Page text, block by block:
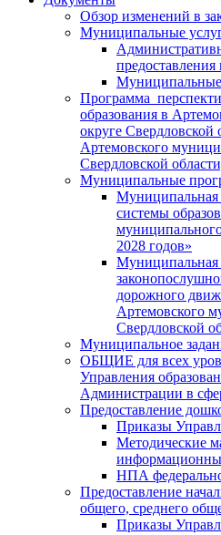
Обзор изменений в
Муниципальные
Муниципальные
Программа
образования в
округе Свердловской
Артемовского
Свердловской
Муниципальные
Муниципальная
системы
2028 годов»
дорожного
Артемовского
Свердловской
Муниципальное
ОБЩИЕ для всех
Управления
Администрации в
Предоставление
Приказы
Методические
НПА
Предоставление
общего, среднего
Приказы